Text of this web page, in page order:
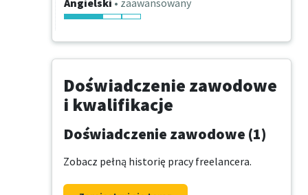
Angielski • zaawansowany
Doświadczenie zawodowe
i kwalifikacje
Doświadczenie zawodowe (1)
Zobacz pełną historię pracy freelancera.